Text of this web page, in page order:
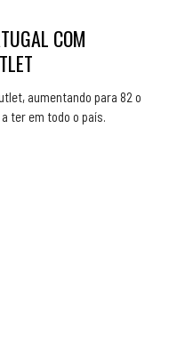
COM
aumentando para 82 o
ter em todo o país.